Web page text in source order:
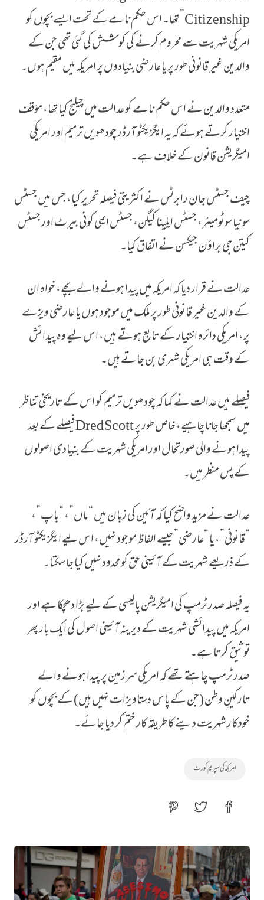
Citizenship” تھا۔ اس حکم نامے کے تحت ایسے بچوں کو
امریکی شہریت سے محروم کرنے کی کوشش کی گئی تھی جن کے
والدین غیر قانونی طور پر یا عارضی بنیادوں پر امریکہ میں مقیم ہوں۔
متعدد والدین نے اس حکم نامے کو عدالت میں چیلنج کیا تھا، مؤقف
اختیار کرتے ہوئے کہ یہ ایگزیکٹو آرڈر چودھویں ترمیم اور امریکی
امیگریشن قانون کے خلاف ہے۔
چیف جسٹس جان رابرٹس نے اکثریتی فیصلہ تحریر کیا، جس میں جسٹس
سونیا سوٹومیئر، جسٹس ایلینا کیگن، جسٹس ایمی کونی بیرٹ اور جسٹس
کیتن جی براؤن جیکسن نے اتفاق کیا۔
عدالت نے قرار دیا کہ امریکہ میں پیدا ہونے والے بچے، خواہ ان
کے والدین غیر قانونی طور پر ملک میں موجود ہوں یا عارضی ویزے
پر، امریکی دائرہ اختیار کے تابع ہوتے ہیں، اس لیے وہ پیدائش
کے وقت ہی امریکی شہری بن جاتے ہیں۔
فیصلے میں عدالت نے کہا کہ چودھویں ترمیم کو اس کے تاریخی تناظر
میں سمجھا جانا چاہیے، خاص طور پر Dred Scott فیصلے کے بعد
پیدا ہونے والی صورتحال اور امریکی شہریت کے بنیادی اصولوں
کے پس منظر میں۔
عدالت نے مزید واضح کیا کہ آئین کی زبان میں “ماں”، “باپ”،
“قانونی”، یا “عارضی” جیسے الفاظ موجود نہیں، اس لیے ایگزیکٹو آرڈر
کے ذریعے شہریت کے آئینی حق کو محدود نہیں کیا جا سکتا۔
یہ فیصلہ صدر ٹرمپ کی امیگریشن پالیسی کے لیے بڑا دھچکا ہے اور
امریکہ میں پیدائشی شہریت کے دیرینہ آئینی اصول کی ایک بار پھر
توثیق کرتا ہے۔
صدر ٹرمپ چاہتے تھے کہ امریکی سرزمین پر پیدا ہونے والے
تارکینِ وطن (جن کے پاس دستاویزات نہیں ہیں) کے بچوں کو
خودکار شہریت دینے کا طریقہ کار ختم کر دیا جائے۔
امریکہ کی سپریم کورٹ